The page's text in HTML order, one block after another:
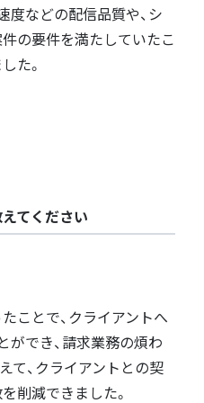
度などの配信品質や、シ
の要件を満たしていたこ
た。
てください
ことで、クライアントへ
ができ、請求業務の煩わ
て、クライアントとの契
削減できました。